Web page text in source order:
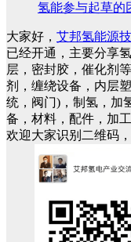
氢能参与起草的
大家好， 艾邦氢能源
已经开通，主要分享
层，密封胶，催化剂
剂，缠绕设备，内层
统，阀门)，制氢，加
备，材料，配件，加
欢迎大家识别二维码